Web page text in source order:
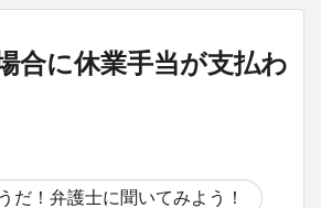
合に休業手当が支払わ
だ！弁護士に聞いてみよう！